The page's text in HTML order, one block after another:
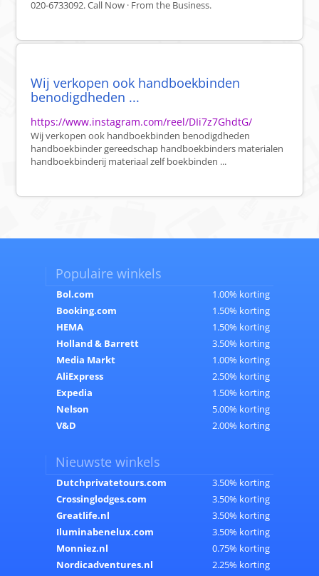
020-6733092. Call Now · From the Business.
Wij verkopen ook handboekbinden
benodigdheden ...
https://www.instagram.com/reel/DIi7z7GhdtG/
Wij verkopen ook handboekbinden benodigdheden
handboekbinder gereedschap handboekbinders materialen
handboekbinderij materiaal zelf boekbinden ...
Populaire winkels
Bol.com
1.00% korting
Booking.com
1.50% korting
HEMA
1.50% korting
Holland & Barrett
3.50% korting
Media Markt
1.00% korting
AliExpress
2.50% korting
Expedia
1.50% korting
Nelson
5.00% korting
V&D
2.00% korting
Nieuwste winkels
Dutchprivatetours.com
3.50% korting
Crossinglodges.com
3.50% korting
Greatlife.nl
3.50% korting
Iluminabenelux.com
3.50% korting
Monniez.nl
0.75% korting
Nordicadventures.nl
2.25% korting